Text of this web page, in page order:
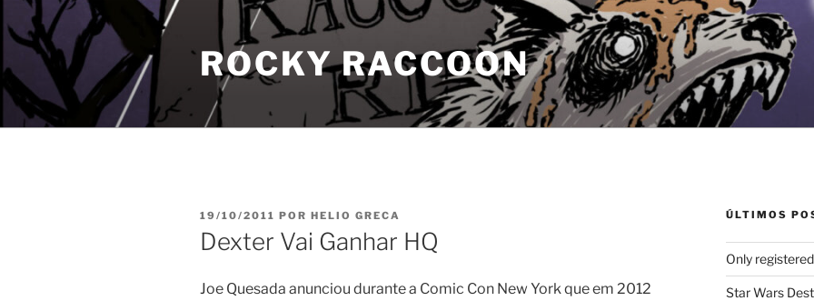
Pular
para
conteúdo
ROCKY RACCOON
PUBLICADO
EM
19/10/2011 POR HELIO GRECA
Dexter Vai Ganhar HQ
Joe Quesada anunciou durante a Comic Con New York que em 2012
ÚLTIMOS
Only
Star Wars